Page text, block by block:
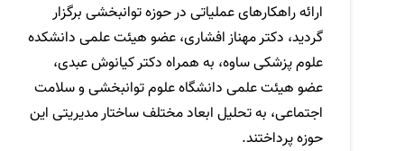
ارائه راهکارهای عملیاتی در حوزه توانبخشی برگزار
گردید، دکتر مهناز افشاری، عضو هیئت علمی دانشکده
علوم پزشکی ساوه، به همراه دکتر کیانوش عبدی،
عضو هیئت علمی دانشگاه علوم توانبخشی و سلامت
اجتماعی، به تحلیل ابعاد مختلف ساختار مدیریتی این
حوزه پرداختند.